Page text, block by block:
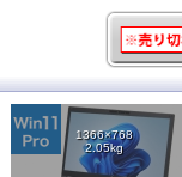
1366×768
2.05kg